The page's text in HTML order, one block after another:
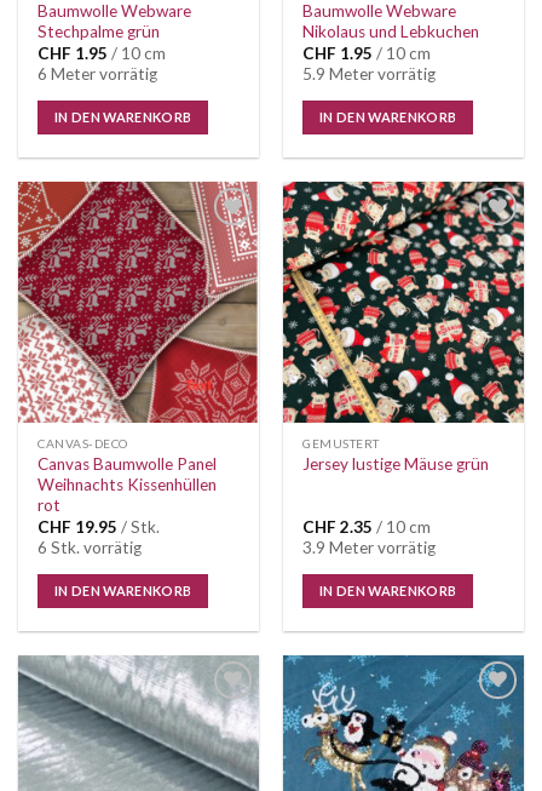
Baumwolle Webware
Stechpalme grün
CHF 1.95 / 10 cm
6 Meter vorrätig
IN DEN WARENKORB
Baumwolle Webware
Nikolaus und Lebkuchen
CHF 1.95 / 10 cm
5.9 Meter vorrätig
IN DEN WARENKORB
Auf die
Wunschliste
CANVAS-DECO
Canvas Baumwolle Panel
Weihnachts Kissenhüllen
rot
CHF 19.95 / Stk.
6 Stk. vorrätig
IN DEN WARENKORB
Auf die
Wunschliste
GEMUSTERT
Jersey lustige Mäuse grün
CHF 2.35 / 10 cm
3.9 Meter vorrätig
IN DEN WARENKORB
Auf die
Wunschliste
Auf die
Wunschliste